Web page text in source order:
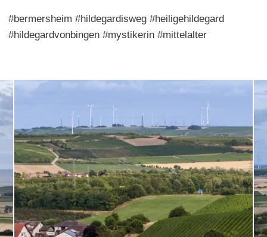
#bermersheim #hildegardisweg #heiligehildegard
#hildegardvonbingen #mystikerin #mittelalter